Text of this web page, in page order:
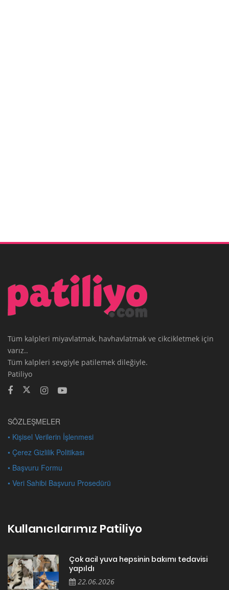
Tüm kalpleri miyavlatmak, havhavlatmak ve cikcikletmek için
varız..
Tüm kalpleri sevgiyle patilemek dileğiyle.
Patiliyo
SÖZLEŞMELER
• Kişisel Verilerin İşlenmesi
• Çerez Gizlilik Politikası
• Başvuru Formu
• Veri Sahibi Başvuru Prosedürü
Kullanıcılarımız Patiliyo
Çok acil yuva hepsinin bakımı tedavisi
yapıldı
22.06.2026